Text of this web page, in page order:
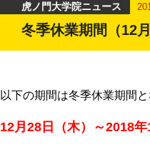
虎ノ門大学院ニュース
冬季休業期間（12
以下の期間は冬季休業期間と
12月28日（木）～2018年